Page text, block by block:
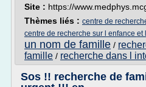
Site : https://
Thèmes liés : centre de
centre de recherche sur l enfance et
un nom de famille /
famille / recherche dans l
Sos !! recherche de